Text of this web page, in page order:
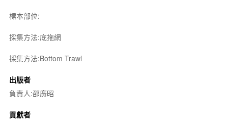
標本部位:
採集方法:底拖網
採集方法:Bottom Trawl
出版者
負責人:邵廣昭
貢獻者